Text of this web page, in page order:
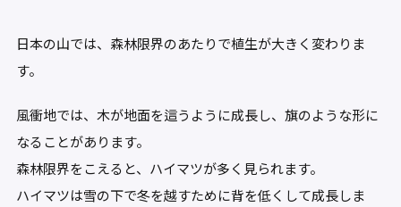
日本の山では、森林限界のあたりで植生が大きく変わりま
す。
風衝地では、木が地面を這うように成長し、旗のような形に
なることがあります。
森林限界をこえると、ハイマツが多く見られます。
ハイマツは雪の下で冬を越すために背を低くして成長しま